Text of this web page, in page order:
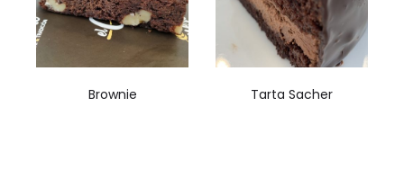
Brownie Tarta Sacher